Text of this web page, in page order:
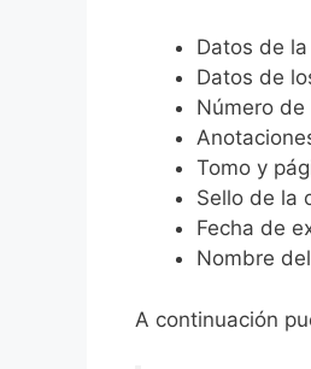
Datos de
Datos de
Número
Tomo y
Sello de la
Fecha de
Nombre
A continuación